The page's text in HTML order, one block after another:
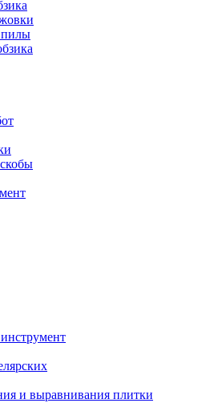
пилы
и выравнивания плитки